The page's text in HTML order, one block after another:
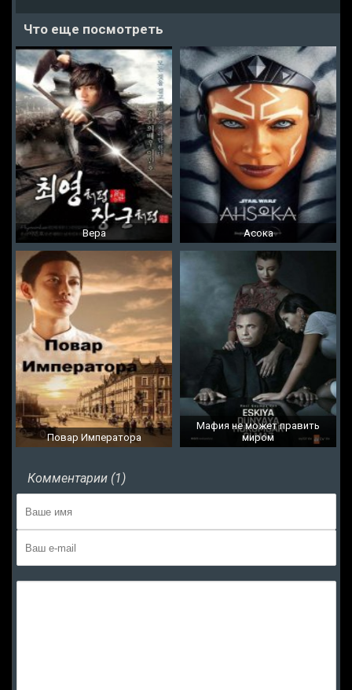
Что еще посмотреть
Вера Асока
Повар Императора
Мафия не может править
миром
Комментарии (1)